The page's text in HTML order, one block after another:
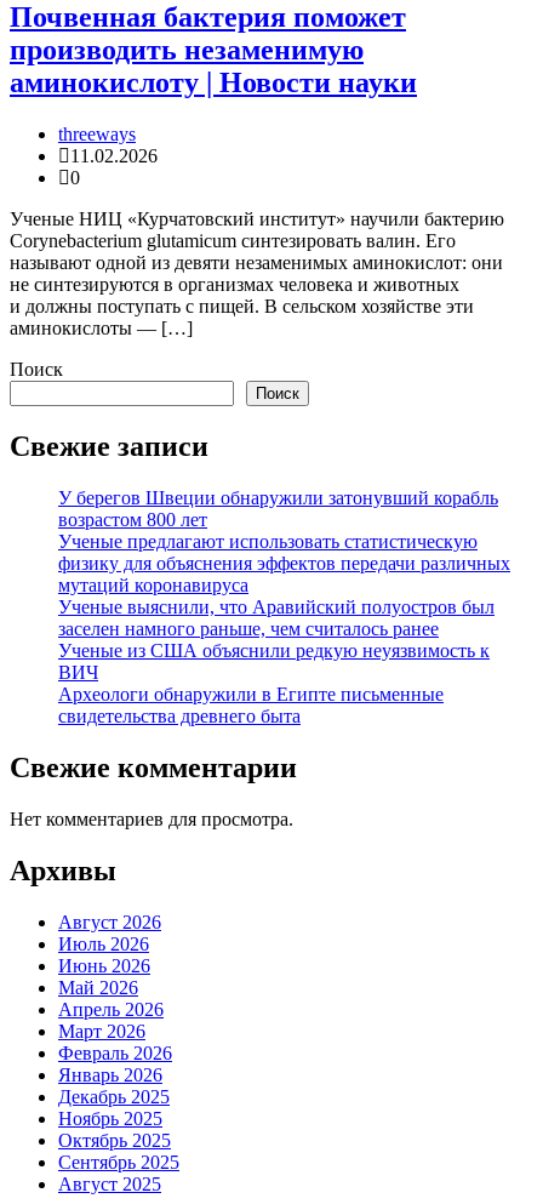
Почвенная бактерия поможет
производить незаменимую
аминокислоту | Новости науки
threeways
11.02.2026
0
Ученые НИЦ «Курчатовский институт» научили бактерию
Corynebacterium glutamicum синтезировать валин. Его
называют одной из девяти незаменимых аминокислот: они
не синтезируются в организмах человека и животных
и должны поступать с пищей. В сельском хозяйстве эти
аминокислоты — […]
Поиск
Поиск
Свежие записи
У берегов Швеции обнаружили затонувший корабль
возрастом 800 лет
Ученые предлагают использовать статистическую
физику для объяснения эффектов передачи различных
мутаций коронавируса
Ученые выяснили, что Аравийский полуостров был
заселен намного раньше, чем считалось ранее
Ученые из США объяснили редкую неуязвимость к
ВИЧ
Археологи обнаружили в Египте письменные
свидетельства древнего быта
Свежие комментарии
Нет комментариев для просмотра.
Архивы
Август 2026
Июль 2026
Июнь 2026
Май 2026
Апрель 2026
Март 2026
Февраль 2026
Январь 2026
Декабрь 2025
Ноябрь 2025
Октябрь 2025
Сентябрь 2025
Август 2025